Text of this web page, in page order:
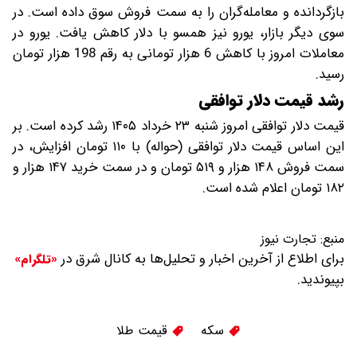
بازگردانده و معامله‌گران را به سمت فروش سوق داده است. در
سوی دیگر بازار، یورو نیز همسو با دلار کاهش یافت. یورو در
معاملات امروز با کاهش 6 هزار تومانی به رقم 198 هزار تومان
رسید.
رشد قیمت دلار توافقی
قیمت دلار توافقی امروز شنبه ۲۳ خرداد ۱۴۰۵ رشد کرده است. بر
این اساس قیمت دلار توافقی (حواله) با ۱۱۰ تومان افزایش، در
سمت فروش ۱۴۸ هزار و ۵۱۹ تومان و در سمت خرید ۱۴۷ هزار و
۱۸۲ تومان اعلام شده است.
منبع: تجارت نیوز
برای اطلاع از آخرین اخبار و تحلیل‌ها به کانال شرق در «تلگرام»
بپیوندید.
سکه قیمت طلا